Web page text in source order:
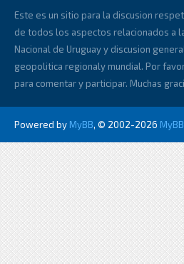
Este es un sitio para la discusion
de todos los aspectos relacionados a
Nacional de Uruguay y discusion
geopolitica regionaly mundial. Por
para comentar y participar. Muchas
Powered by MyBB, © 2002-2026